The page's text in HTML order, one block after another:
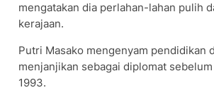
mengatakan dia perlahan-lahan pulih
kerajaan.
Putri Masako mengenyam pendidikan
menjanjikan sebagai diplomat
1993.